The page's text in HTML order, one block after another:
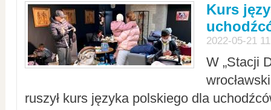
Kurs
2022-05-21
W „Stacji
ruszył kurs języka polskiego dla